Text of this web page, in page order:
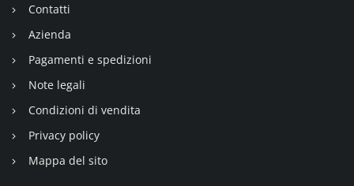
Contatti
Azienda
Pagamenti e spedizioni
Note legali
Condizioni di vendita
Privacy policy
Mappa del sito